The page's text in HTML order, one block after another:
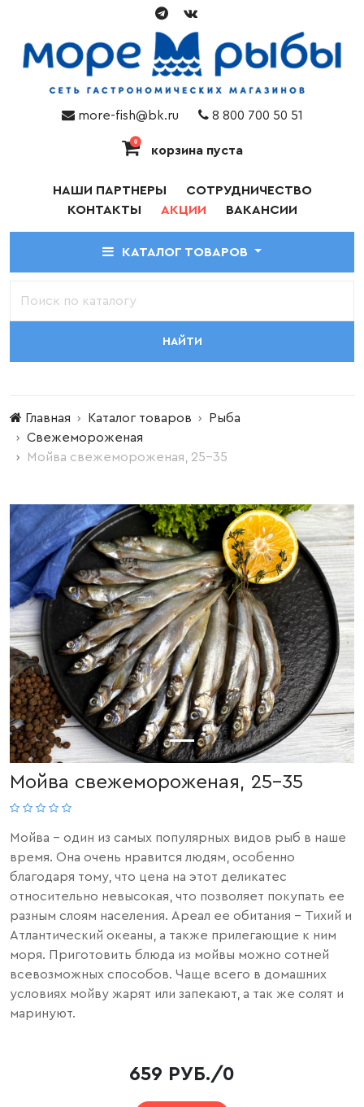
more-fish@bk.ru 8 800 700 50 51
0
корзина пуста
НАШИ ПАРТНЕРЫ
СОТРУДНИЧЕСТВО
КОНТАКТЫ
АКЦИИ ВАКАНСИИ
КАТАЛОГ ТОВАРОВ
НАЙТИ
Главная Каталог товаров
Рыба
Свежемороженая
Мойва свежемороженая, 25-35
Мойва свежемороженая, 25-35
Мойва – один из самых популярных видов рыб в наше
время. Она очень нравится людям, особенно
благодаря тому, что цена на этот деликатес
относительно невысокая, что позволяет покупать ее
разным слоям населения. Ареал ее обитания – Тихий и
Атлантический океаны, а также прилегающие к ним
моря. Приготовить блюда из мойвы можно сотней
всевозможных способов. Чаще всего в домашних
условиях мойву жарят или запекают, а так же солят и
маринуют.
659 РУБ./0